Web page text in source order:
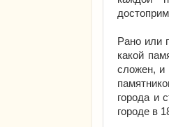
Рано или
какой
сложен, и
города и
городе в